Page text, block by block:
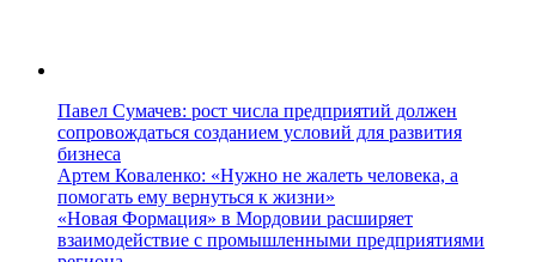
Павел Сумачев: рост числа предприятий должен
сопровождаться созданием условий для развития
бизнеса
Артем Коваленко: «Нужно не жалеть человека, а
помогать ему вернуться к жизни»
«Новая Формация» в Мордовии расширяет
взаимодействие с промышленными предприятиями